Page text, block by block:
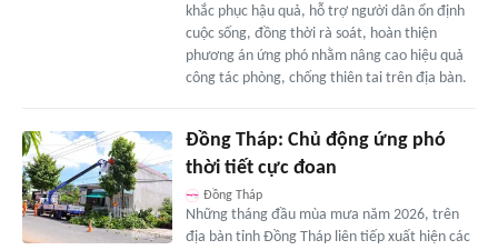
khắc phục hậu quả, hỗ trợ người dân ổn định
cuộc sống, đồng thời rà soát, hoàn thiện
phương án ứng phó nhằm nâng cao hiệu quả
công tác phòng, chống thiên tai trên địa bàn.
Đồng Tháp: Chủ động ứng phó
thời tiết cực đoan
Đồng Tháp
Những tháng đầu mùa mưa năm 2026, trên
địa bàn tỉnh Đồng Tháp liên tiếp xuất hiện các